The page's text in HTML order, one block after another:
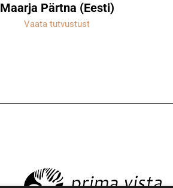
Maarja Pärtna (Eesti)
Vaata tutvustust